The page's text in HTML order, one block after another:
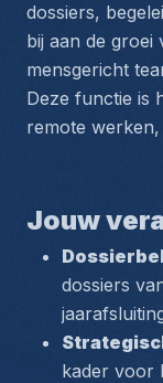
dossiers,
bij aan de groei
mensgericht
Deze functie is
remote
Jouw
dossiers
kader voor